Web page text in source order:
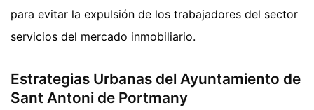
para evitar la expulsión de los trabajadores del sector
servicios del mercado inmobiliario.
Estrategias Urbanas del Ayuntamiento de
Sant Antoni de Portmany